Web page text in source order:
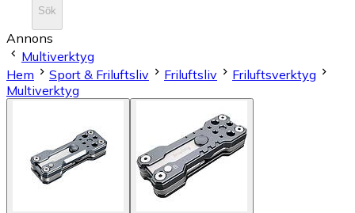
Sök
Annons
Multiverktyg
Hem
Sport & Friluftsliv Friluftsliv
Friluftsverktyg
Multiverktyg